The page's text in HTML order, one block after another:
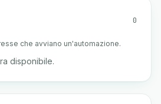
0
che avviano un'automazione.
disponibile.